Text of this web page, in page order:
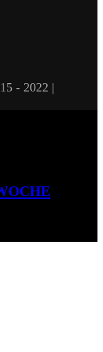
- 2022 |